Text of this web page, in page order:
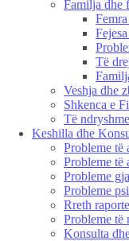
Familja dhe
Të
Veshja dhe
Shkenca e
Të ndryshme
Keshilla dhe
Probleme të
Probleme të
Probleme
Probleme
Rreth
Probleme të
Konsulta